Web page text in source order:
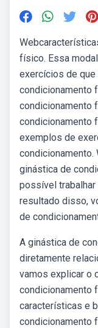
físico. Essa
exercícios de que
condicionamento
condicionamento
condicionamento
exemplos de
ginástica de
possível
resultado disso,
de
A ginástica de
diretamente
vamos explicar o
condicionamento
características e
condicionamento